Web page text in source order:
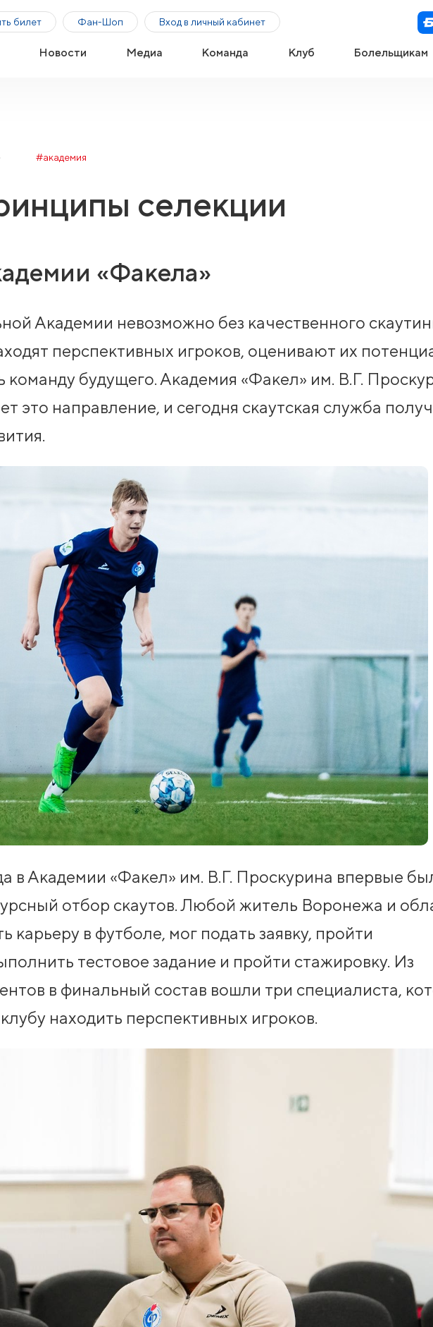
билет Фан-Шоп Вход в личный кабинет
Новости Медиа Команда Клуб Болельщикам
#академия
селекции
«Факела»
Академии невозможно без качественного
перспективных игроков, оценивают их
команду будущего. Академия «Факел» им. В.Г.
это направление, и сегодня скаутская служба
в Академии «Факел» им. В.Г. Проскурина впервые
отбор скаутов. Любой житель Воронежа и
карьеру в футболе, мог подать заявку, пройти
тестовое задание и пройти стажировку. Из
в финальный состав вошли три специалиста,
находить перспективных игроков.